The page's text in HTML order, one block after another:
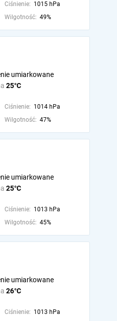
Ciśnienie: 1015 hPa
Wilgotność: 49%
25°C
umiarkowane
Ciśnienie: 1014 hPa
Wilgotność: 47%
25°C
umiarkowane
Ciśnienie: 1013 hPa
Wilgotność: 45%
26°C
umiarkowane
Ciśnienie: 1013 hPa